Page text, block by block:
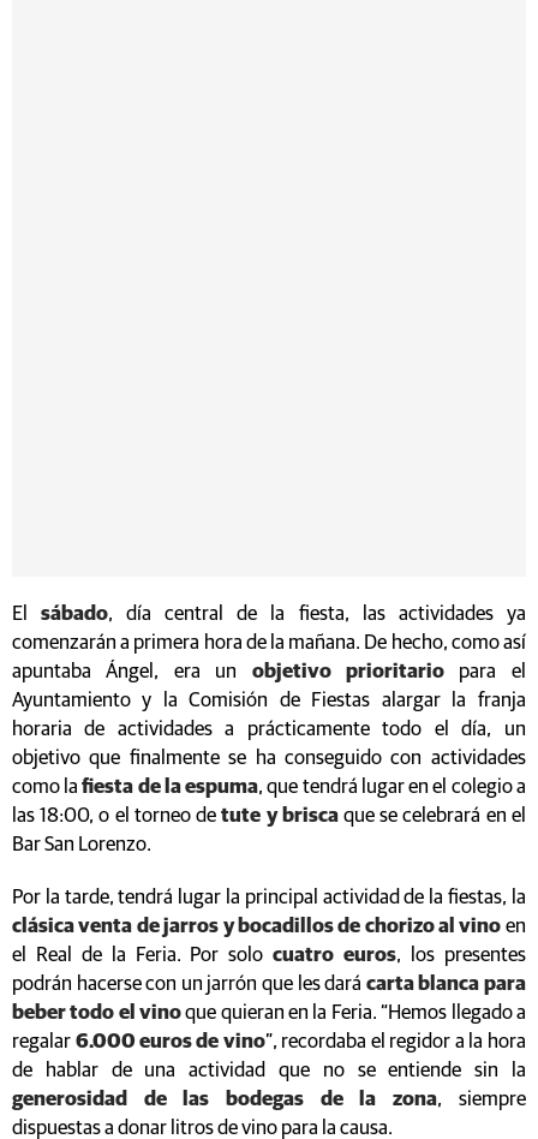
Elsábado, día central de la fiesta, las actividades ya
comenzarán a primera hora de la mañana. De hecho, como así
apuntaba Ángel, era un objetivo prioritario para el
Ayuntamiento y la Comisión de Fiestas alargar la franja
horaria de actividades a prácticamente todo el día, un
objetivo que finalmente se ha conseguido con actividades
como lafiesta de la espuma, que tendrá lugar en el colegio a
las 18:00, o el torneo detute y briscaque se celebrará en el
Bar San Lorenzo.
Por la tarde, tendrá lugar la principal actividad de la fiestas, la
clásica venta de jarros y bocadillos de chorizo al vino en
el Real de la Feria. Por solocuatro euros, los presentes
podrán hacerse con un jarrón que les dará carta blanca para
beber todo el vinoque quieran en la Feria. “Hemos llegado a
regalar 6.000 euros de vino”, recordaba el regidor a la hora
de hablar de una actividad que no se entiende sin la
generosidad de las bodegas de la zona, siempre
dispuestas a donar litros de vino para la causa.